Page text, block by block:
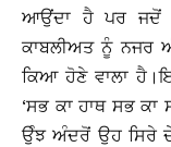
ਆਉਂਦਾ ਹੈ ਪਰ ਜਦੋਂ
ਕਾਬਲੀਅਤ ਨੂੰ ਨਜਰ
ਕਿਆ ਹੋਣੇ ਵਾਲਾ
‘ਸਭ ਕਾ ਹਾਥ ਸਭ ਕਾ
ਉੰਝ ਅੰਦਰੋਂ ਉਹ ਸਿਰੇ ਦੇ